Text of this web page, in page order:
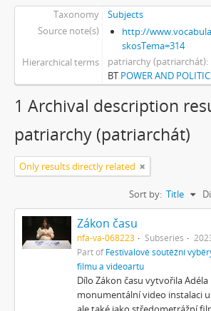
Taxonomy
Subjects
Source note(s)
http://
skosTema=314
Hierarchical terms
patriarchy (patriarchát)
BT POWER AND
1 Archival description
patriarchy (patriarchát)
Only results directly related
Sort by: Title
Zákon času
nfa-va-068223 Subseries
Part ofFestivalové soutěžní
filmu a videoartu
Dílo Zákon času vytvořila
monumentální video instalaci